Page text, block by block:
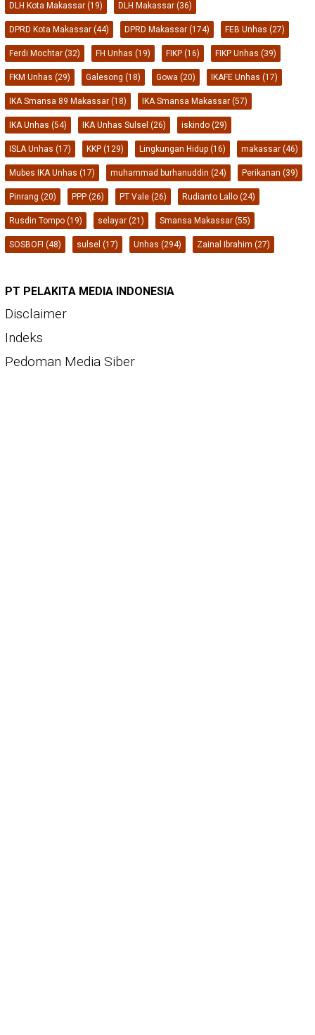
DLH Kota Makassar (19) DLH Makassar (36)
DPRD Kota Makassar (44) DPRD Makassar (174) FEB Unhas (27)
Ferdi Mochtar (32) FH Unhas (19) FIKP (16) FIKP Unhas (39)
FKM Unhas (29) Galesong (18) Gowa (20) IKAFE Unhas (17)
IKA Smansa 89 Makassar (18) IKA Smansa Makassar (57)
IKA Unhas (54) IKA Unhas Sulsel (26) iskindo (29)
ISLA Unhas (17) KKP (129) Lingkungan Hidup (16) makassar (46)
Mubes IKA Unhas (17) muhammad burhanuddin (24) Perikanan (39)
Pinrang (20) PPP (26) PT Vale (26) Rudianto Lallo (24)
Rusdin Tompo (19) selayar (21) Smansa Makassar (55)
SOSBOFI (48) sulsel (17) Unhas (294) Zainal Ibrahim (27)
PT PELAKITA MEDIA INDONESIA
Disclaimer
Indeks
Pedoman Media Siber